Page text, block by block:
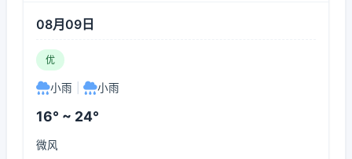
08月09日
优
小雨 小雨
16° ~ 24°
微风